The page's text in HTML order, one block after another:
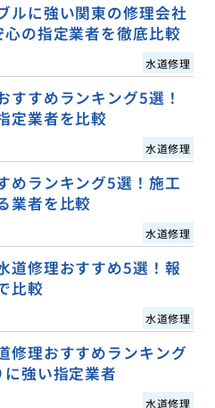
ルに強い関東の修理会社
の指定業者を徹底比較
水道修理
すすめランキング5選！
定業者を比較
水道修理
めランキング5選！施工
業者を比較
水道修理
道修理おすすめ5選！報
比較
水道修理
修理おすすめランキング
強い指定業者
水道修理